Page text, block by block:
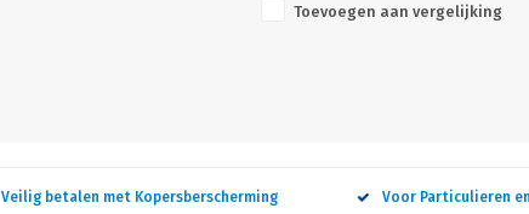
Toevoegen aan vergelijking
Veilig betalen met Kopersberscherming Voor Particulieren